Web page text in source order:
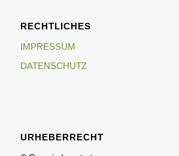
RECHTLICHES
IMPRESSUM
DATENSCHUTZ
URHEBERRECHT